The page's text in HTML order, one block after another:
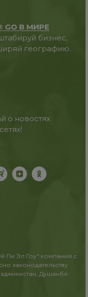
GO В МИРЕ
бизнес,
географию.
о новостях
Пи Эл Гоу" компания с
законодательству
Душанбе,